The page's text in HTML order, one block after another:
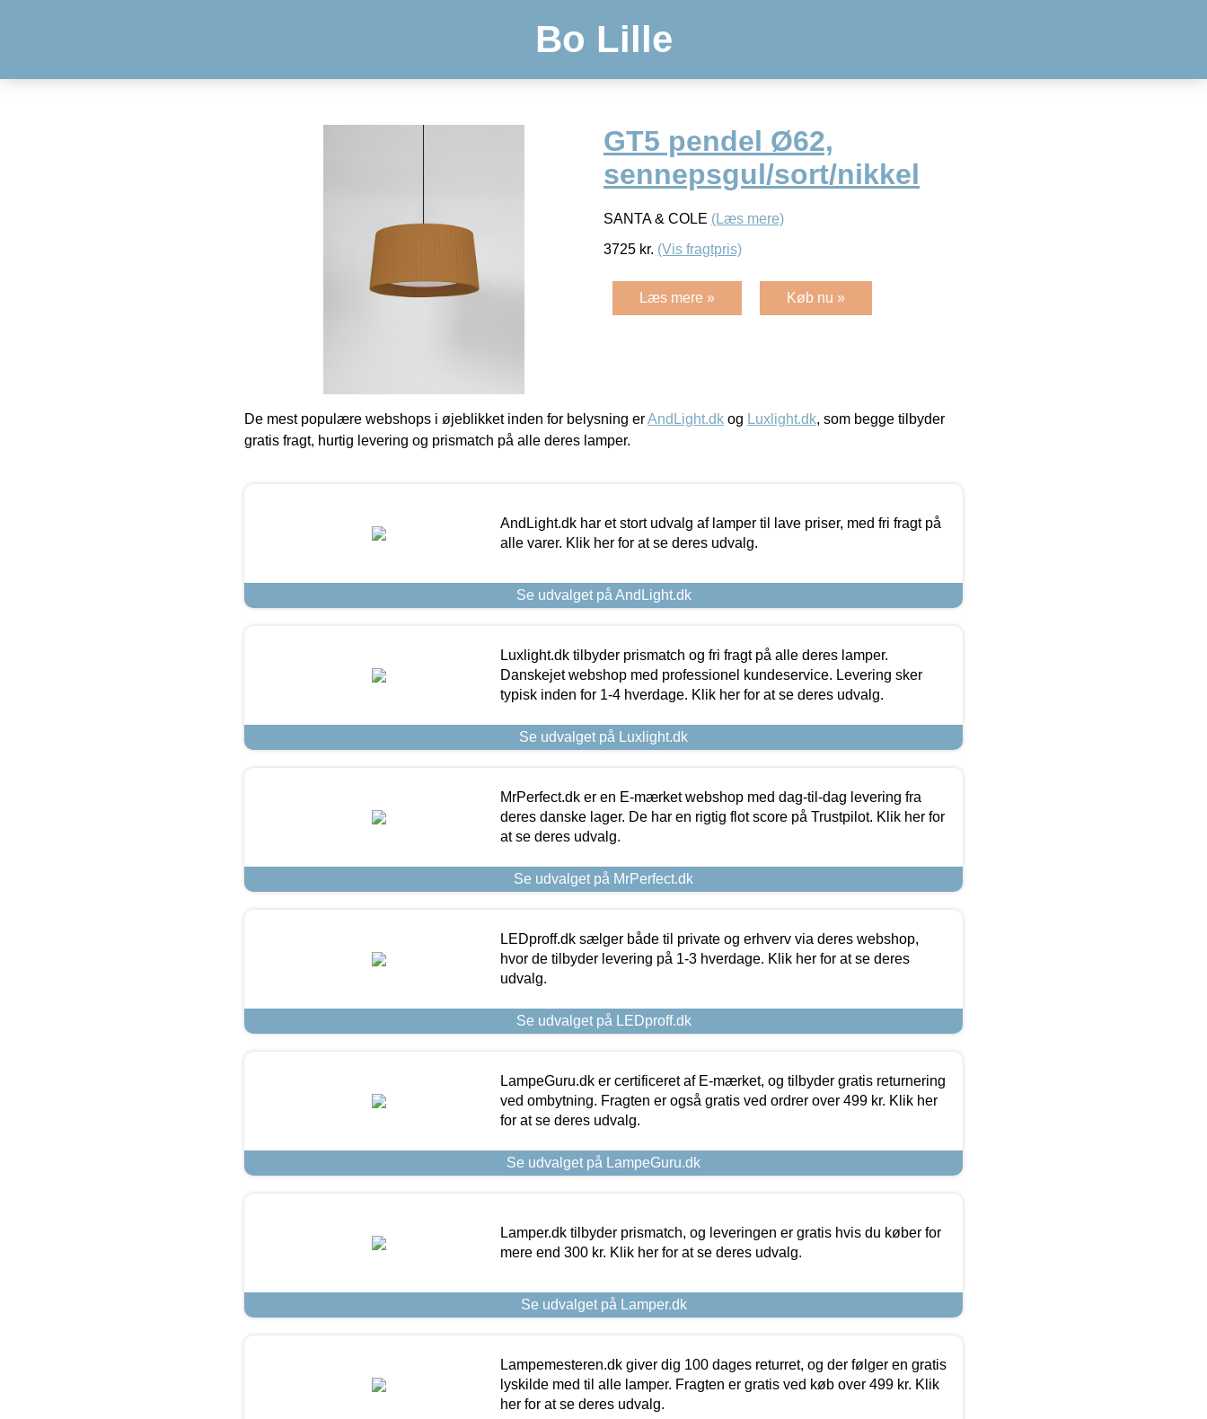
Bo Lille
GT5 pendel Ø62,
sennepsgul/sort/nikkel
SANTA & COLE (Læs mere)
3725 kr. (Vis fragtpris)
Læs mere » Køb nu »
De mest populære webshops i øjeblikket inden for belysning erAndLight.dk og Luxlight.dk, som begge tilbyder
gratis fragt, hurtig levering og prismatch på alle deres lamper.
AndLight.dk har et stort udvalg af lamper til lave priser, med fri fragt på
alle varer. Klik her for at se deres udvalg.
Se udvalget på AndLight.dk
Luxlight.dk tilbyder prismatch og fri fragt på alle deres lamper.
Danskejet webshop med professionel kundeservice. Levering sker
typisk inden for 1-4 hverdage. Klik her for at se deres udvalg.
Se udvalget på Luxlight.dk
MrPerfect.dk er en E-mærket webshop med dag-til-dag levering fra
deres danske lager. De har en rigtig flot score på Trustpilot. Klik her for
at se deres udvalg.
Se udvalget på MrPerfect.dk
LEDproff.dk sælger både til private og erhverv via deres webshop,
hvor de tilbyder levering på 1-3 hverdage. Klik her for at se deres
udvalg.
Se udvalget på LEDproff.dk
LampeGuru.dk er certificeret af E-mærket, og tilbyder gratis returnering
ved ombytning. Fragten er også gratis ved ordrer over 499 kr. Klik her
for at se deres udvalg.
Se udvalget på LampeGuru.dk
Lamper.dk tilbyder prismatch, og leveringen er gratis hvis du køber for
mere end 300 kr. Klik her for at se deres udvalg.
Se udvalget på Lamper.dk
Lampemesteren.dk giver dig 100 dages returret, og der følger en gratis
lyskilde med til alle lamper. Fragten er gratis ved køb over 499 kr. Klik
her for at se deres udvalg.